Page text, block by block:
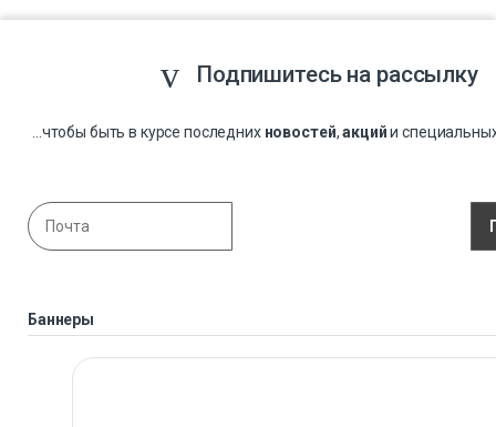
Подпишитесь на рассылку
...чтобы быть в курсе последних новостей,акцийи
Баннеры